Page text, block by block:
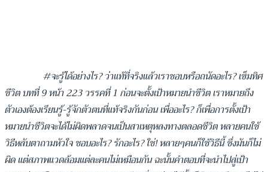
#จะรู้ได้อย่างไร? ว่าแท้ที่จริงแล้วเราชอบหรือถนัดอะไร? เข็มทิศ
ชีวิต บทที่ 9 หน้า 223 วรรคที่ 1 ก่อนจะตั้งเป้าหมายนำชีวิต เราหมายถึง
ตัวเองต้องเรียนรู้-รู้จักตัวตนที่แท้จริงกันก่อน เพื่ออะไร? ก็เพื่อการตั้งเป้า
หมายนำชีวิตจะได้ไม่ผิดพลาดจนเป็นสาเหตุหลงทางตลอดชีวิต หลายคนใช้
วิธีหลับตาถามหัวใจ ชอบอะไร? รักอะไร? ใช่! หลายๆคนก็ใช้วิธีนี้ ซึ่งมันก็ไม่
ผิด แต่สภาพแวดล้อมแต่ละคนไม่เหมือนกัน ฉะนั้นคำตอบที่จะนำไปสู่เป้า